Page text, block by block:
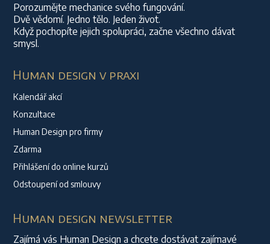
Porozumějte mechanice svého fungování.
Dvě vědomí. Jedno tělo. Jeden život.
Když pochopíte jejich spolupráci, začne všechno dávat
smysl.
Human design v praxi
Kalendář akcí
Konzultace
Human Design pro firmy
Zdarma
Přihlášení do online kurzů
Odstoupení od smlouvy
Human design newsletter
Zajímá vás Human Design a chcete dostávat zajímavé